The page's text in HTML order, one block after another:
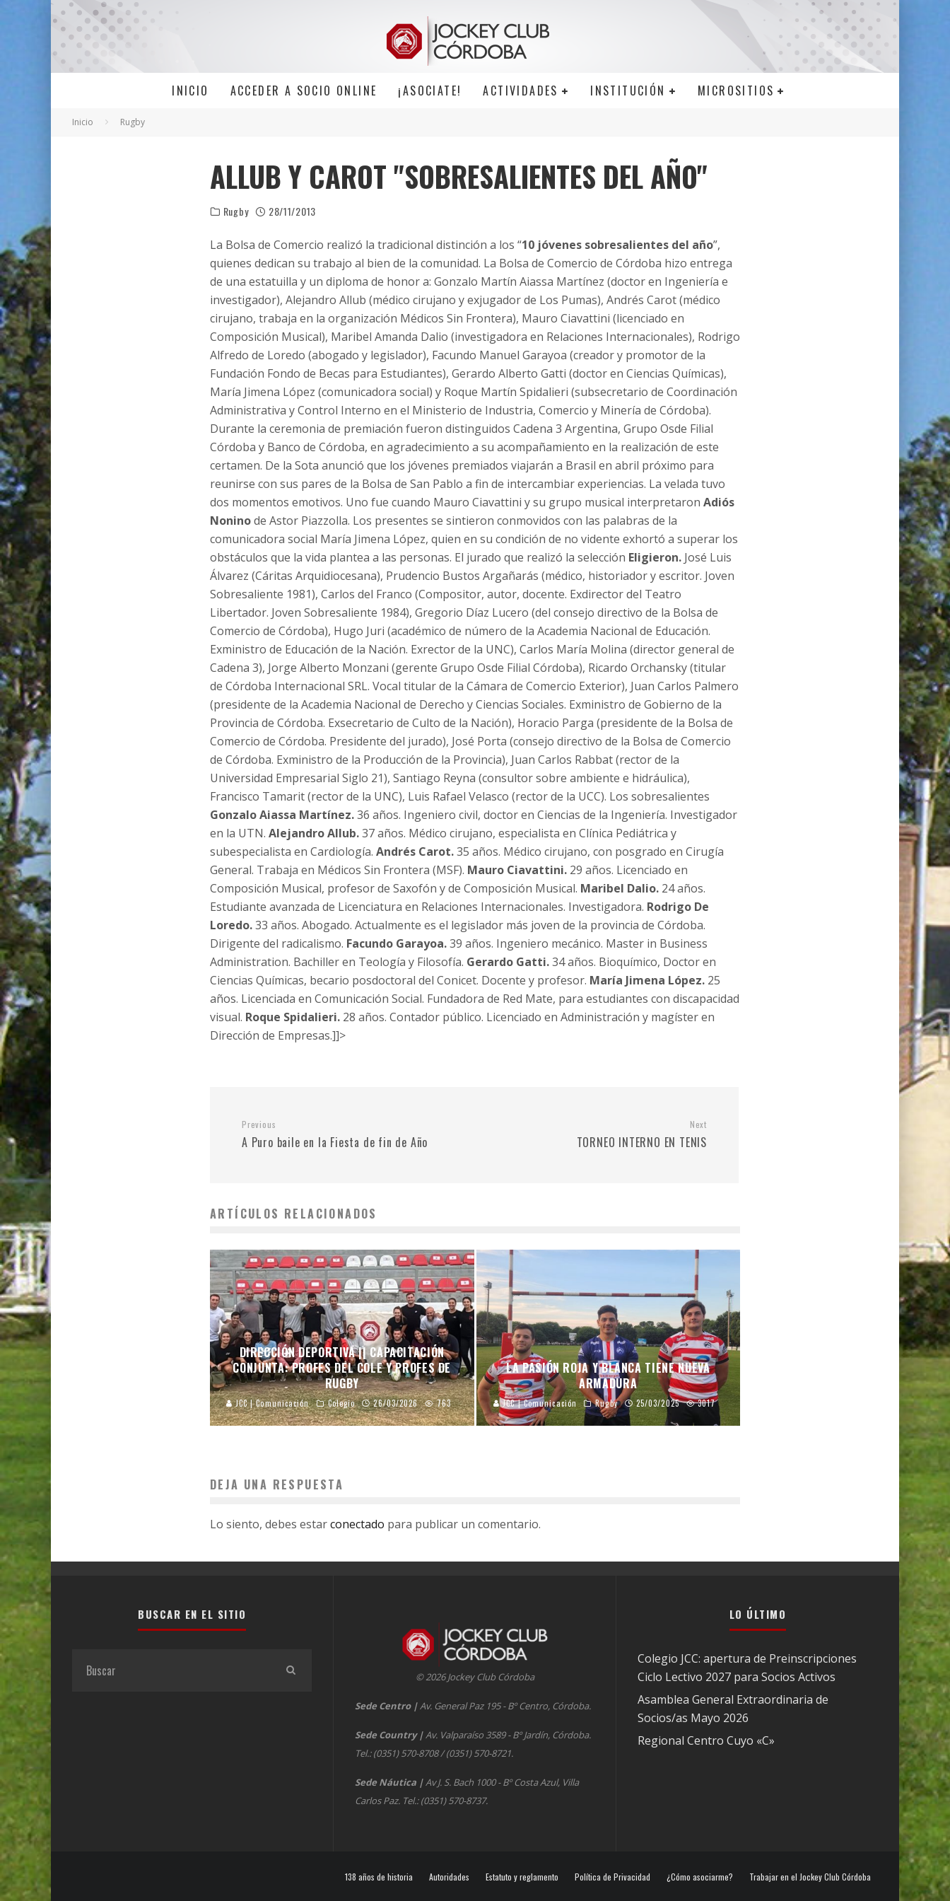
INICIO ACCEDER A SOCIO ONLINE ¡ASOCIATE! ACTIVIDADES INSTITUCIÓN MICROSITIOS
Inicio Rugby
ALLUB Y CAROT "SOBRESALIENTES DEL AÑO"
Rugby 28/11/2013
La Bolsa de Comercio realizó la tradicional distinción a los “10 jóvenes sobresalientes del año”,
quienes dedican su trabajo al bien de la comunidad. La Bolsa de Comercio de Córdoba hizo entrega
de una estatuilla y un diploma de honor a: Gonzalo Martín Aiassa Martínez (doctor en Ingeniería e
investigador), Alejandro Allub (médico cirujano y exjugador de Los Pumas), Andrés Carot (médico
cirujano, trabaja en la organización Médicos Sin Frontera), Mauro Ciavattini (licenciado en
Composición Musical), Maribel Amanda Dalio (investigadora en Relaciones Internacionales), Rodrigo
Alfredo de Loredo (abogado y legislador), Facundo Manuel Garayoa (creador y promotor de la
Fundación Fondo de Becas para Estudiantes), Gerardo Alberto Gatti (doctor en Ciencias Químicas),
María Jimena López (comunicadora social) y Roque Martín Spidalieri (subsecretario de Coordinación
Administrativa y Control Interno en el Ministerio de Industria, Comercio y Minería de Córdoba).
Durante la ceremonia de premiación fueron distinguidos Cadena 3 Argentina, Grupo Osde Filial
Córdoba y Banco de Córdoba, en agradecimiento a su acompañamiento en la realización de este
certamen. De la Sota anunció que los jóvenes premiados viajarán a Brasil en abril próximo para
reunirse con sus pares de la Bolsa de San Pablo a fin de intercambiar experiencias. La velada tuvo
dos momentos emotivos. Uno fue cuando Mauro Ciavattini y su grupo musical interpretaron Adiós
Noninode Astor Piazzolla. Los presentes se sintieron conmovidos con las palabras de la
comunicadora social María Jimena López, quien en su condición de no vidente exhortó a superar los
obstáculos que la vida plantea a las personas. El jurado que realizó la selección Eligieron. José Luis
Álvarez (Cáritas Arquidiocesana), Prudencio Bustos Argañarás (médico, historiador y escritor. Joven
Sobresaliente 1981), Carlos del Franco (Compositor, autor, docente. Exdirector del Teatro
Libertador. Joven Sobresaliente 1984), Gregorio Díaz Lucero (del consejo directivo de la Bolsa de
Comercio de Córdoba), Hugo Juri (académico de número de la Academia Nacional de Educación.
Exministro de Educación de la Nación. Exrector de la UNC), Carlos María Molina (director general de
Cadena 3), Jorge Alberto Monzani (gerente Grupo Osde Filial Córdoba), Ricardo Orchansky (titular
de Córdoba Internacional SRL. Vocal titular de la Cámara de Comercio Exterior), Juan Carlos Palmero
(presidente de la Academia Nacional de Derecho y Ciencias Sociales. Exministro de Gobierno de la
Provincia de Córdoba. Exsecretario de Culto de la Nación), Horacio Parga (presidente de la Bolsa de
Comercio de Córdoba. Presidente del jurado), José Porta (consejo directivo de la Bolsa de Comercio
de Córdoba. Exministro de la Producción de la Provincia), Juan Carlos Rabbat (rector de la
Universidad Empresarial Siglo 21), Santiago Reyna (consultor sobre ambiente e hidráulica),
Francisco Tamarit (rector de la UNC), Luis Rafael Velasco (rector de la UCC). Los sobresalientes
Gonzalo Aiassa Martínez.36 años. Ingeniero civil, doctor en Ciencias de la Ingeniería. Investigador
en la UTN. Alejandro Allub.37 años. Médico cirujano, especialista en Clínica Pediátrica y
subespecialista en Cardiología. Andrés Carot.35 años. Médico cirujano, con posgrado en Cirugía
General. Trabaja en Médicos Sin Frontera (MSF). Mauro Ciavattini. 29 años. Licenciado en
Composición Musical, profesor de Saxofón y de Composición Musical. Maribel Dalio. 24 años.
Estudiante avanzada de Licenciatura en Relaciones Internacionales. Investigadora. Rodrigo De
Loredo.33 años. Abogado. Actualmente es el legislador más joven de la provincia de Córdoba.
Dirigente del radicalismo. Facundo Garayoa.39 años. Ingeniero mecánico. Master in Business
Administration. Bachiller en Teología y Filosofía. Gerardo Gatti.34 años. Bioquímico, Doctor en
Ciencias Químicas, becario posdoctoral del Conicet. Docente y profesor. María Jimena López. 25
años. Licenciada en Comunicación Social. Fundadora de Red Mate, para estudiantes con discapacidad
visual. Roque Spidalieri. 28 años. Contador público. Licenciado en Administración y magíster en
Dirección de Empresas.]]>
Previous
A Puro baile en la Fiesta de fin de Año
Next
TORNEO INTERNO EN TENIS
ARTÍCULOS RELACIONADOS
DIRECCIÓN DEPORTIVA || CAPACITACIÓN
CONJUNTA: PROFES DEL COLE Y PROFES DE
RUGBY
JCC | Comunicación Colegio 26/03/2026 763
LA PASIÓN ROJA Y BLANCA TIENE NUEVA
ARMADURA
JCC | Comunicación Rugby 25/03/2025 3017
DEJA UNA RESPUESTA
Lo siento, debes estarconectado para publicar un comentario.
BUSCAR EN EL SITIO
© 2026 Jockey Club Córdoba
Sede Centro |Av. General Paz 195 - Bº Centro, Córdoba.
Sede Country |Av. Valparaíso 3589 - Bº Jardín, Córdoba.
Tel.: (0351) 570-8708 / (0351) 570-8721.
Sede Náutica |Av J. S. Bach 1000 - Bº Costa Azul, Villa
Carlos Paz. Tel.: (0351) 570-8737.
LO ÚLTIMO
Colegio JCC: apertura de Preinscripciones
Ciclo Lectivo 2027 para Socios Activos
Asamblea General Extraordinaria de
Socios/as Mayo 2026
Regional Centro Cuyo «C»
138 años de historia Autoridades Estatuto y reglamento Política de Privacidad ¿Cómo asociarme? Trabajar en el Jockey Club Córdoba